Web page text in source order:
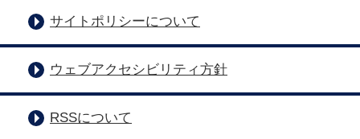
サイトポリシーについて
ウェブアクセシビリティ方針
RSSについて